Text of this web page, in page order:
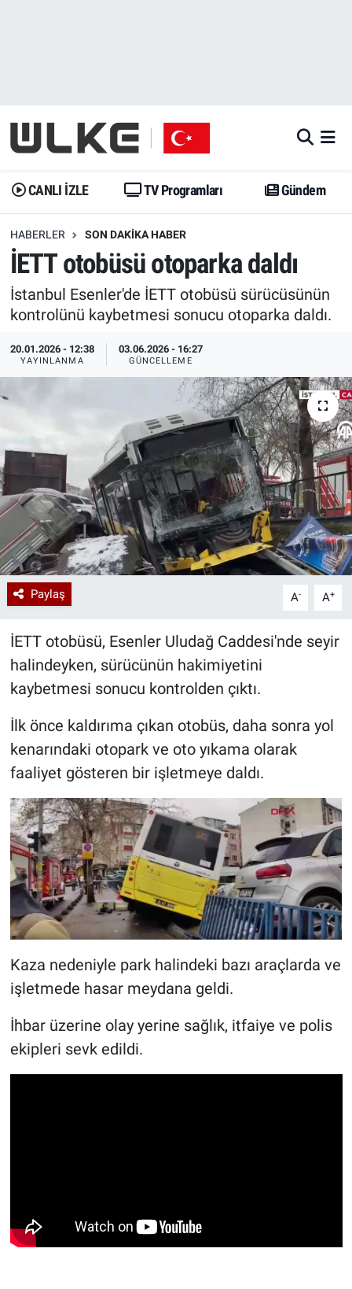
CANLI İZLE TV Programları Gündem
HABERLER SON DAKIKA HABER
İETT otobüsü otoparka daldı
İstanbul Esenler'de İETT otobüsü sürücüsünün
kontrolünü kaybetmesi sonucu otoparka daldı.
20.01.2026 - 12:38
YAYINLANMA
03.06.2026 - 16:27
GÜNCELLEME
Paylaş A- A+
İETT otobüsü, Esenler Uludağ Caddesi'nde seyir
halindeyken, sürücünün hakimiyetini
kaybetmesi sonucu kontrolden çıktı.
İlk önce kaldırıma çıkan otobüs, daha sonra yol
kenarındaki otopark ve oto yıkama olarak
faaliyet gösteren bir işletmeye daldı.
Kaza nedeniyle park halindeki bazı araçlarda ve
işletmede hasar meydana geldi.
İhbar üzerine olay yerine sağlık, itfaiye ve polis
ekipleri sevk edildi.
Gündem
Dünya
Erişim Bilgileri
Ekonomi
Trend
Özel Haberler
Gündem
Trend
Erişim Bilgileri
Spor
Ekonomi
Dünya
Özel Haberler
Kadın
Erişim Bilgileri
Sağlık
Ramazan
İstanbul Namaz Vakitleri
Trafik Durumu
Erişim Bilgileri
Tüm Manşetler
Son Dakika Haberleri
Haber Arşivi